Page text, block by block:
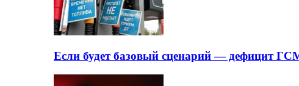
Если будет базовый сценарий — дефицит